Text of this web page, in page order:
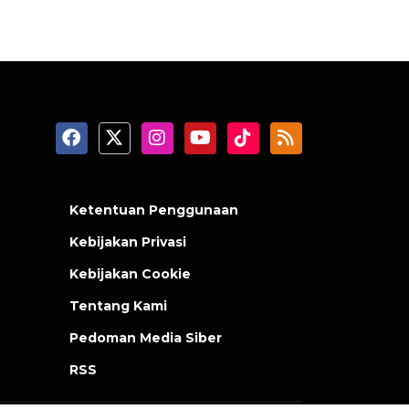
Ketentuan Penggunaan
Kebijakan Privasi
Kebijakan Cookie
Tentang Kami
Pedoman Media Siber
RSS